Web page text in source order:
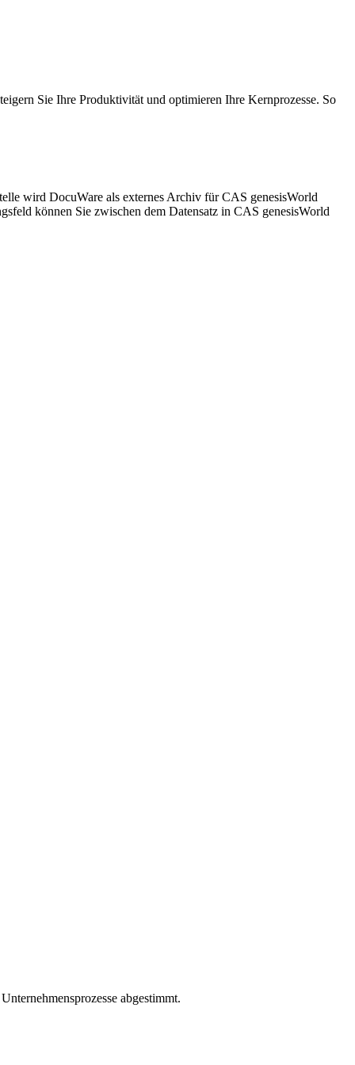
Sie Ihre Produktivität und optimieren Ihre Kernprozesse. So
wird DocuWare als externes Archiv für CAS genesisWorld
können Sie zwischen dem Datensatz in CAS genesisWorld
abgestimmt.